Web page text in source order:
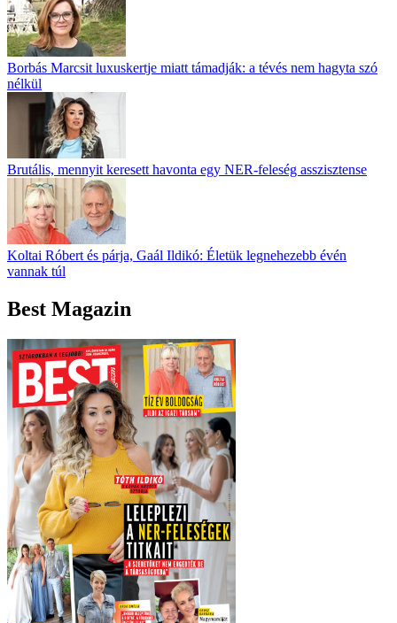
Borbás Marcsit luxuskertje miatt támadják: a tévés nem hagyta szó
nélkül
Brutális, mennyit keresett havonta egy NER-feleség asszisztense
Koltai Róbert és párja, Gaál Ildikó: Életük legnehezebb évén
vannak túl
Best Magazin